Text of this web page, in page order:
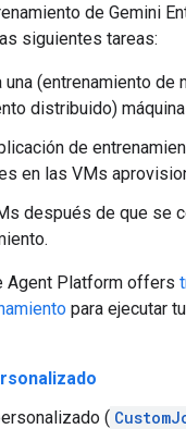
de Gemini
siguientes tareas:
(entrenamiento de
distribuido)
de
en las VMs
después de que se
Agent Platform offers
para ejecutar
(